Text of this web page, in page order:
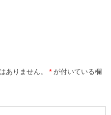
ありません。 * が付いている欄